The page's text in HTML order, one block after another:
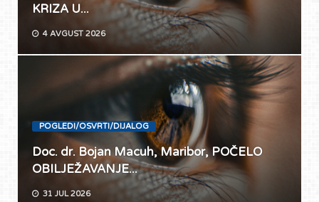
KRIZA U...
4 AVGUST 2026
POGLEDI/OSVRTI/DIJALOG
Doc. dr. Bojan Macuh, Maribor, POČELO
OBILJEŽAVANJE...
31 JUL 2026